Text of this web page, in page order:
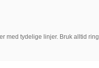
tydelige linjer. Bruk alltid